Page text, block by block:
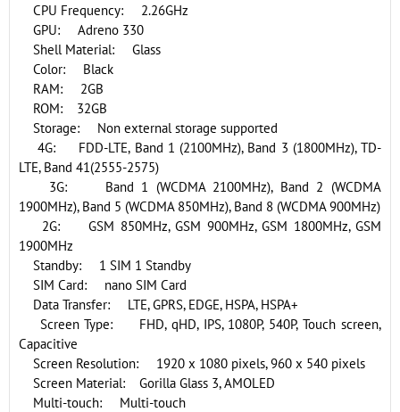
CPU Frequency: 2.26GHz
GPU: Adreno 330
Shell Material: Glass
Color: Black
RAM: 2GB
ROM: 32GB
Storage: Non external storage supported
4G: FDD-LTE, Band 1 (2100MHz), Band 3 (1800MHz), TD-
LTE, Band 41(2555-2575)
3G: Band 1 (WCDMA 2100MHz), Band 2 (WCDMA
1900MHz), Band 5 (WCDMA 850MHz), Band 8 (WCDMA 900MHz)
2G: GSM 850MHz, GSM 900MHz, GSM 1800MHz, GSM
1900MHz
Standby: 1 SIM 1 Standby
SIM Card: nano SIM Card
Data Transfer: LTE, GPRS, EDGE, HSPA, HSPA+
Screen Type: FHD, qHD, IPS, 1080P, 540P, Touch screen,
Capacitive
Screen Resolution: 1920 x 1080 pixels, 960 x 540 pixels
Screen Material: Gorilla Glass 3, AMOLED
Multi-touch: Multi-touch